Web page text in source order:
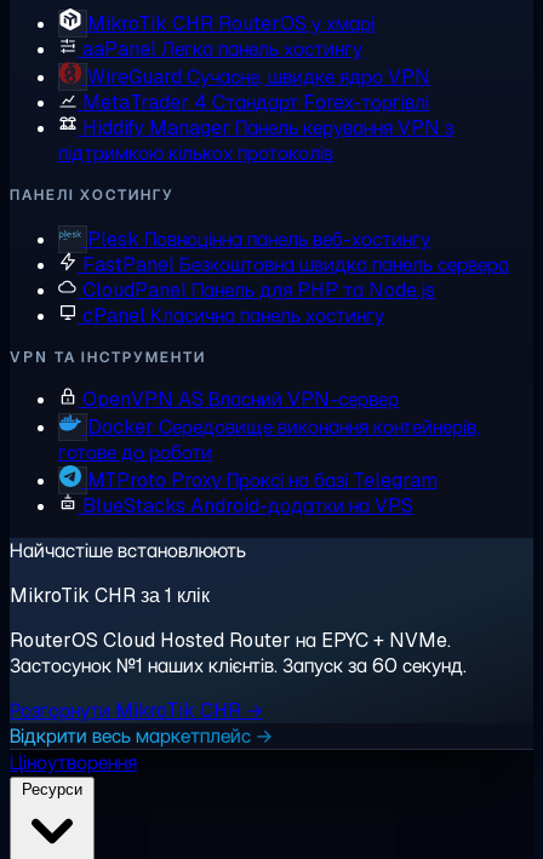
MikroTik CHR RouterOS у хмарі
aaPanelЛегка панель хостингу
WireGuard Сучасне, швидке ядро VPN
MetaTrader 4 Стандарт Forex-торгівлі
Hiddify Manager Панель керування VPN з
підтримкою кількох протоколів
ПАНЕЛІ ХОСТИНГУ
Plesk Повноцінна панель веб-хостингу
FastPanelБезкоштовна швидка панель сервера
CloudPanel Панель для PHP та Node.js
cPanelКласична панель хостингу
VPN ТА ІНСТРУМЕНТИ
OpenVPN AS Власний VPN-сервер
Docker Середовище виконання контейнерів,
готове до роботи
MTProto Proxy Проксі на базі Telegram
BlueStacks Android-додатки на VPS
Найчастіше встановлюють
MikroTik CHR за 1 клік
RouterOS Cloud Hosted Router на EPYC + NVMe.
Застосунок №1 наших клієнтів. Запуск за 60 секунд.
Розгорнути MikroTik CHR →
Відкрити весь маркетплейс →
Ціноутворення